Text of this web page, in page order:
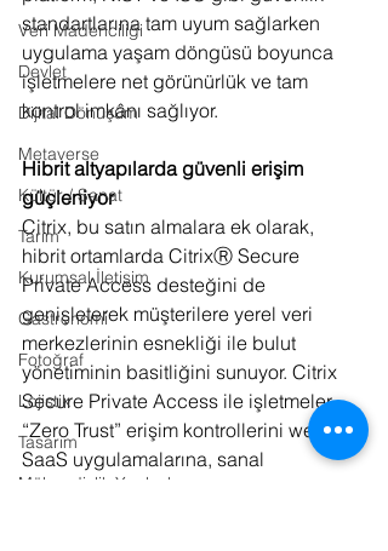
Veri Madenciliği
Devlet
Dijital Dönüşüm
Metaverse
Kültür / Sanat
Tarım
Kurumsal İletişim
Gastronomi
Fotoğraf
Lojistik
Tasarım
Mühendislik Yazılımları
standartlarına tam uyum sağlarken
uygulama yaşam döngüsü boyunca
işletmelere net görünürlük ve tam
kontrol imkânı sağlıyor.
Hibrit altyapılarda güvenli erişim
güçleniyor
Citrix, bu satın almalara ek olarak,
hibrit ortamlarda CitrixⓇ Secure
Private Access desteğini de
genişleterek müşterilere yerel veri
merkezlerinin esnekliği ile bulut
yönetiminin basitliğini sunuyor. Citrix
Secure Private Access ile işletmeler,
“Zero Trust” erişim kontrollerini web ve
SaaS uygulamalarına, sanal